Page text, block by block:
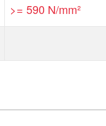
>= 590 N/mm²